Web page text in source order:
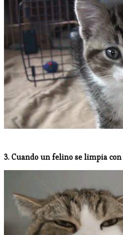
3. Cuando un felino se limpia